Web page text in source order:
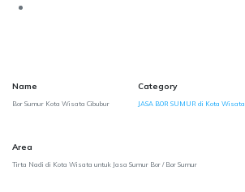
Name
Bor Sumur Kota Wisata Cibubur
Category
JASA BOR SUMUR di Kota Wisata
Area
Tirta Nadi di Kota Wisata untuk Jasa Sumur Bor / Bor Sumur